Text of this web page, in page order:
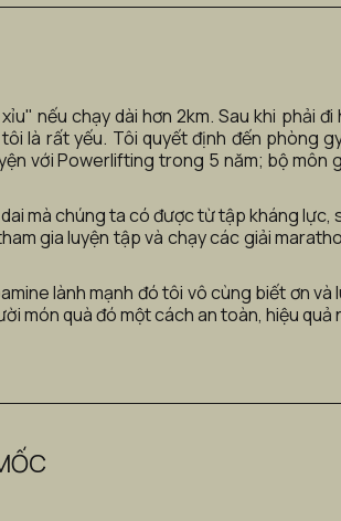
nếu chạy dài hơn 2km. Sau khi phải
là rất yếu. Tôi quyết định đến phòng
với Powerlifting trong 5 năm; bộ
mà chúng ta có được từ tập kháng
gia luyện tập và chạy các giải
lành mạnh đó tôi vô cùng biết ơn
món quà đó một cách an toàn, hiệu quả